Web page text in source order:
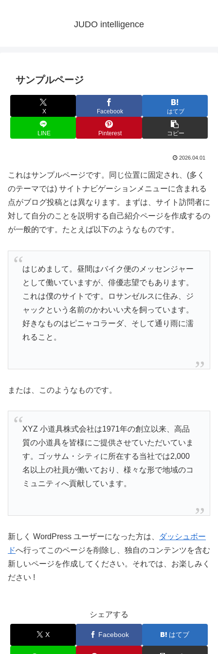
JUDO intelligence
サンプルページ
X Facebook はてブ
LINE Pinterest コピー
2026.04.01
これはサンプルページです。同じ位置に固定され、(多く
のテーマでは) サイトナビゲーションメニューに含まれる
点がブログ投稿とは異なります。まずは、サイト訪問者に
対して自分のことを説明する自己紹介ページを作成するの
が一般的です。たとえば以下のようなものです。
はじめまして。昼間はバイク便のメッセンジャー
として働いていますが、俳優志望でもあります。
これは僕のサイトです。ロサンゼルスに住み、ジ
ャックという名前のかわいい犬を飼っています。
好きなものはピニャコラーダ、そして通り雨に濡
れること。
または、このようなものです。
XYZ 小道具株式会社は1971年の創立以来、高品
質の小道具を皆様にご提供させていただいていま
す。ゴッサム・シティに所在する当社では2,000
名以上の社員が働いており、様々な形で地域のコ
ミュニティへ貢献しています。
新しく WordPress ユーザーになった方は、
ダッシュボー
ドへ行ってこのページを削除し、独自のコンテンツを含む
新しいページを作成してください。それでは、お楽しみく
ださい !
シェアする
X Facebook はてブ